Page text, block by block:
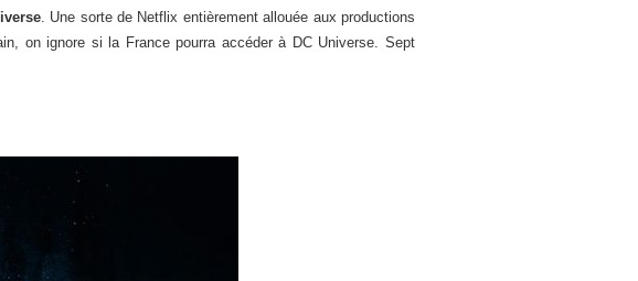
. Une sorte de Netflix entièrement allouée aux productions
on ignore si la France pourra accéder à DC Universe. Sept